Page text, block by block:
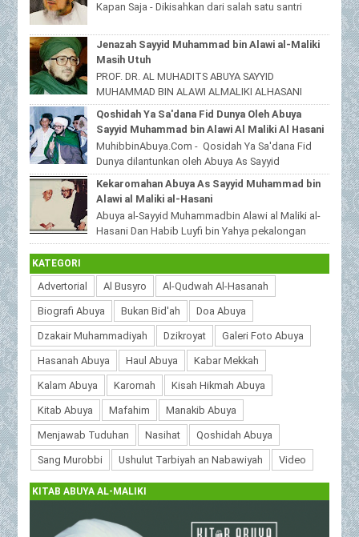
Kapan Saja - Dikisahkan dari salah satu santri
Jenazah Sayyid Muhammad bin Alawi al-Maliki
Masih Utuh
PROF. DR. AL MUHADITS ABUYA SAYYID
MUHAMMAD BIN ALAWI ALMALIKI ALHASANI
MuhibbinAbuya.Com - Jenazah Sayyid
Muhammad bin Alawi al-Malik...
Qoshidah Ya Sa'dana Fid Dunya Oleh Abuya
Sayyid Muhammad bin Alawi Al Maliki Al Hasani
MuhibbinAbuya.Com - Qosidah Ya Sa'dana Fid
Dunya dilantunkan oleh Abuya As Sayyid
Muhammad Alawi Al Maliki Al Hasani ra. Qoshidah
beri...
Kekaromahan Abuya As Sayyid Muhammad bin
Alawi al Maliki al-Hasani
Abuya al-Sayyid Muhammadbin Alawi al Maliki al-
Hasani Dan Habib Luyfi bin Yahya pekalongan
MuhibbinAbuya.Com - Kekaromahan Abuya As S...
KATEGORI
Advertorial Al Busyro Al-Qudwah Al-Hasanah
Biografi Abuya Bukan Bid'ah Doa Abuya
Dzakair Muhammadiyah Dzikroyat Galeri Foto Abuya
Hasanah Abuya Haul Abuya Kabar Mekkah
Kalam Abuya Karomah Kisah Hikmah Abuya
Kitab Abuya Mafahim Manakib Abuya
Menjawab Tuduhan Nasihat Qoshidah Abuya
Sang Murobbi Ushulut Tarbiyah an Nabawiyah Video
KITAB ABUYA AL-MALIKI